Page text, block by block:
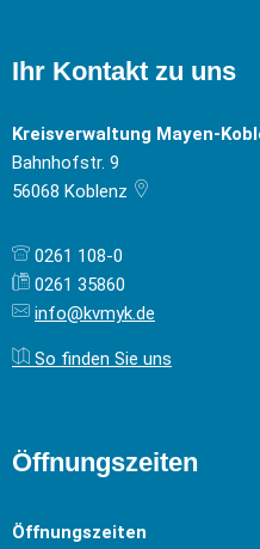
Ihr Kontakt zu uns
Kreisverwaltung Mayen-
Bahnhofstr. 9
56068 Koblenz
0261 108-0
0261 35860
info@kvmyk.de
So finden Sie uns
Öffnungszeiten
Öffnungszeiten